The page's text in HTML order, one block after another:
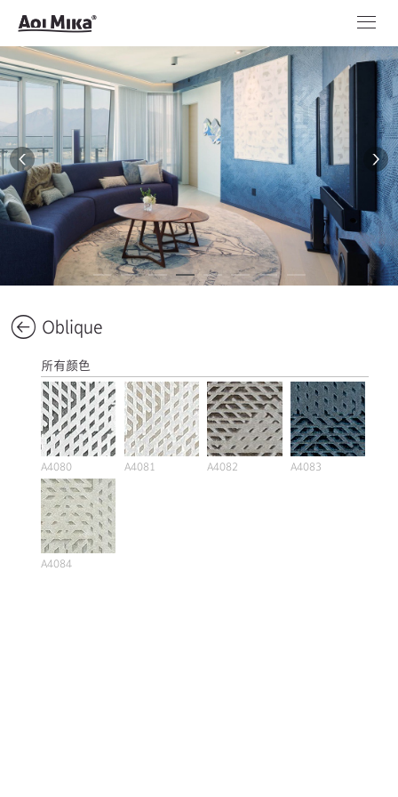
Oblique
所有颜色
A4080 A4081 A4082 A4083
A4084